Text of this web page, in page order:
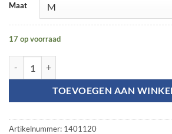
Maat
17 op voorraad
TOEVOEGEN AAN
Artikelnummer: 1401120